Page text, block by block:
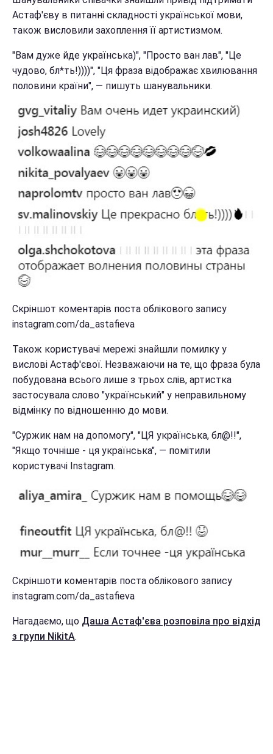
Астаф'єву в питанні складності української мови,
також висловили захоплення її артистизмом.
"Вам дуже йде українська)", "Просто ван лав", "Це
чудово, бл*ть!))))", "Ця фраза відображає хвилювання
половини країни", — пишуть шанувальники.
Скріншот коментарів поста облікового запису
instagram.com/da_astafieva
Також користувачі мережі знайшли помилку у
вислові Астаф'євої. Незважаючи на те, що фраза була
побудована всього лише з трьох слів, артистка
застосувала слово "український" у неправильному
відмінку по відношенню до мови.
"Суржик нам на допомогу", "ЦЯ українська, бл@!!",
"Якщо точніше - ця украïнська", — помітили
користувачі Instagram.
Скріншоти коментарів поста облікового запису
instagram.com/da_astafieva
Нагадаємо, що Даша Астаф'єва розповіла про відхід
з групи NikitA.